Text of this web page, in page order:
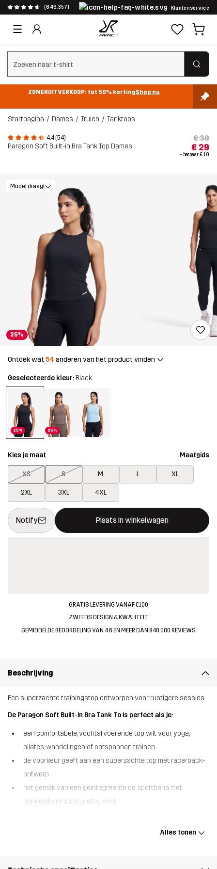
(846.357) Klantenservice
Zoeken wissen
ZOMERUITVERKOOP: tot 50% kortingShop nu
Startpagina Dames Truien Tanktops
4.4 (54)
Paragon Soft Built-in Bra Tank Top Dames
€ 39
€ 29
- bespaar€ 10
25%
Model draagt
Ontdek wat 54 anderen van het product vinden
Geselecteerde kleur: Black
25% 25%
Kies je maat Maatgids
XS S M L XL
2XL 3XL 4XL
Notify Plaats in winkelwagen
Deze knop opent een modal met de bevestiging van een
{{size}} niet beschikbaar
GRATIS LEVERING VANAF €100
ZWEEDS DESIGN & KWALITEIT
GEMIDDELDE BEOORDELING VAN 4.6 EN MEER DAN 840.000 REVIEWS
Beschrijving
Een superzachte trainingstop ontworpen voor rustigere sessies
De Paragon Soft Built-in Bra Tank To is perfect als je:
een comfortabele, vochtafvoerende top wilt voor yoga,
pilates, wandelingen of ontspannen trainen
de voorkeur geeft aan een superzachte top met racerback-
ontwerp
het gemak van een geïntegreerde de sportbeha met
uitneembare cups prettig vindt
bewegen en gemakkelijkere trainingsactiviteiten. De superzachte,
geeft je natuurlijke bewegingsvrijheid, terwijl de geïntegreerde
Alles tonen